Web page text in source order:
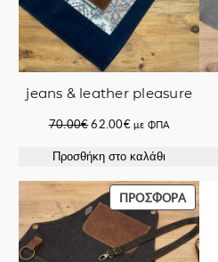
jeans & leather pleasure
70.00€Original
was:
62.00€Η
τιμή
62.00€.
με ΦΠΑ
Προσθήκη στο καλάθι
ΠΡΟΣΦΟΡΆ
ΣΕ